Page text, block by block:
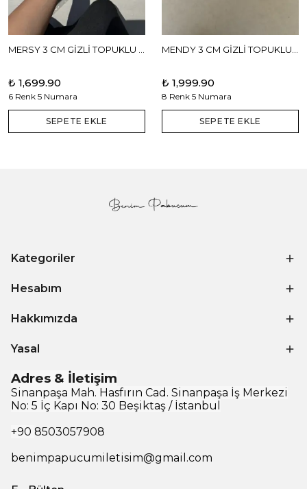
₺ 1,699.90
6 Renk 5 Numara
SEPETE EKLE
₺ 1,999.90
8 Renk 5 Numara
SEPETE EKLE
Kategoriler
Hesabım
Hakkımızda
Yasal
Adres & İletişim
Sinanpaşa Mah. Hasfırın Cad. Sinanpaşa İş Merkezi
No: 5 İç Kapı No: 30 Beşiktaş / İstanbul
+90 8503057908
benimpapucumiletisim@gmail.com